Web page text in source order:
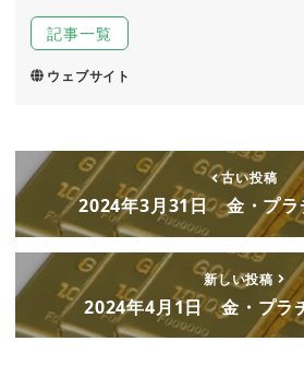
記事一覧
ウェブサイト
古い投稿
2024年3月31日 金・プラ
新しい投稿
2024年4月1日 金・プラ